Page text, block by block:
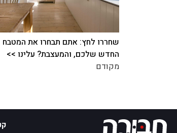
שחררו לחץ: אתם תבחרו את המטבח
החדש שלכם, והמעצבת? עלינו >>
מקודם